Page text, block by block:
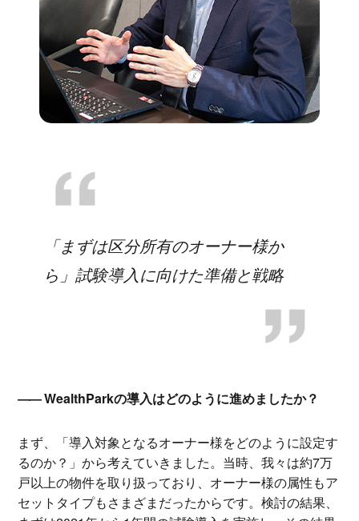
「まずは区分所有のオーナー様か
ら」試験導入に向けた準備と戦略
WealthParkの導入はどのように進めましたか？
まず、「導入対象となるオーナー様をどのように設定す
るのか？」から考えていきました。当時、我々は約7万
戸以上の物件を取り扱っており、オーナー様の属性もア
セットタイプもさまざまだったからです。検討の結果、